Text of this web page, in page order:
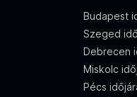
Budapest
Szeged
Debrecen
Miskolc
Pécs